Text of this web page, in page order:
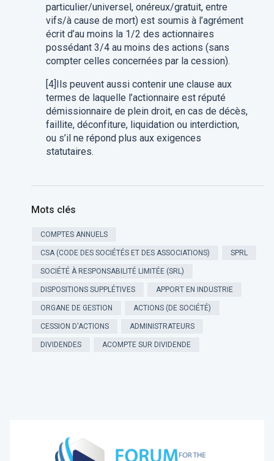
particulier/universel, onéreux/gratuit, entre
vifs/à cause de mort) est soumis à l’agrément
écrit d’au moins la 1/2 des actionnaires
possédant 3/4 au moins des actions (sans
compter celles concernées par la cession).
[4]Ils peuvent aussi contenir une clause aux
termes de laquelle l’actionnaire est réputé
démissionnaire de plein droit, en cas de décès,
faillite, déconfiture, liquidation ou interdiction,
ou s’il ne répond plus aux exigences
statutaires.
Mots clés
COMPTES ANNUELS
CSA (CODE DES SOCIÉTÉS ET DES ASSOCIATIONS) SPRL
SOCIÉTÉ À RESPONSABILITÉ LIMITÉE (SRL)
DISPOSITIONS SUPPLÉTIVES APPORT EN INDUSTRIE
ORGANE DE GESTION ACTIONS (DE SOCIÉTÉ)
CESSION D'ACTIONS ADMINISTRATEURS
DIVIDENDES ACOMPTE SUR DIVIDENDE